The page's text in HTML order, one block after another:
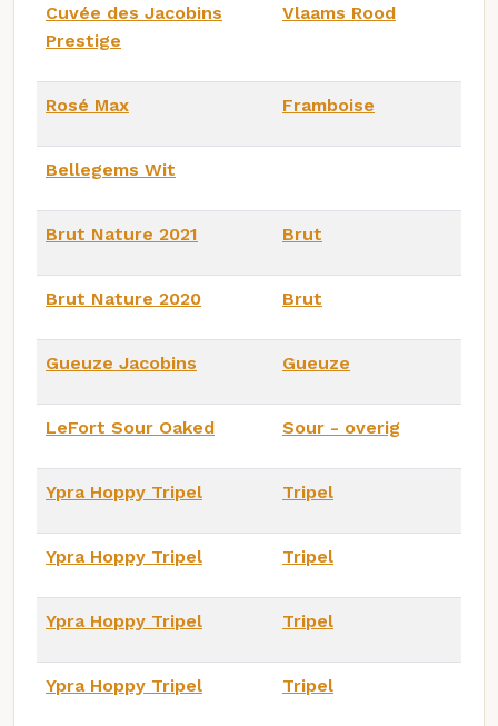
Cuvée des Jacobins
Prestige
Vlaams Rood
Rosé Max Framboise
Bellegems Wit
Brut Nature 2021 Brut
Brut Nature 2020 Brut
Gueuze Jacobins Gueuze
LeFort Sour Oaked Sour - overig
Ypra Hoppy Tripel Tripel
Ypra Hoppy Tripel Tripel
Ypra Hoppy Tripel Tripel
Ypra Hoppy Tripel Tripel